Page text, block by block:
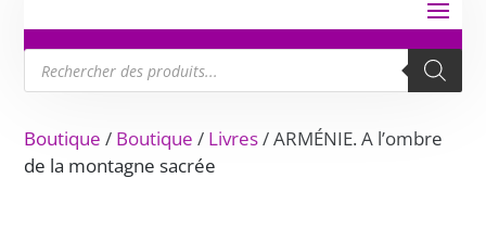
Recherche
de
produits
Boutique / Boutique / Livres/ ARMÉNIE. A l’ombre
de la montagne sacrée